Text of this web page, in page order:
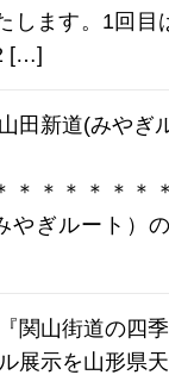
します。1回目
[…]
田新道(みやぎ
＊＊＊＊＊＊
やぎルート）
関山街道の四
展示を山形県